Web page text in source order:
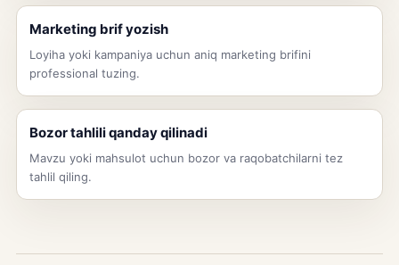
Marketing brif yozish
Loyiha yoki kampaniya uchun aniq marketing brifini
professional tuzing.
Bozor tahlili qanday qilinadi
Mavzu yoki mahsulot uchun bozor va raqobatchilarni tez
tahlil qiling.